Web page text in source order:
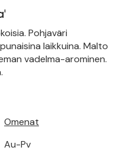
Pohjaväri
laikkuina. Malto
vadelma-arominen.
Omenat
Au-Pv